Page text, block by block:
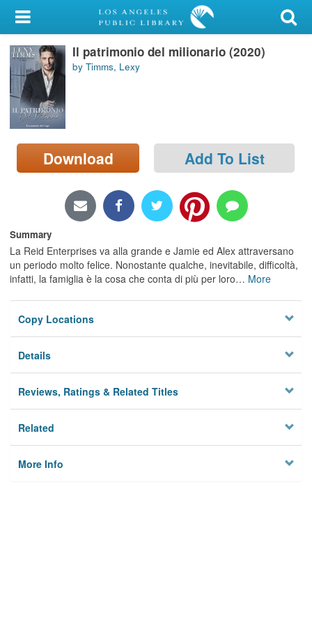
My Account
Library Card
Sign In
Search
Locations/Hours (external
page)
Il patrimonio del milionario (2020)
by Timms, Lexy
Download Add To List
Summary
La Reid Enterprises va alla grande e Jamie ed Alex attraversano
un periodo molto felice. Nonostante qualche, inevitabile, difficoltà,
infatti, la famiglia è la cosa che conta di più per loro… More
Copy Locations
Details
Reviews, Ratings & Related Titles
Related
More Info